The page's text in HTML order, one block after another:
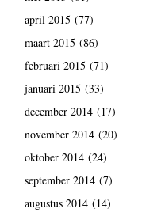
april 2015 (77)
maart 2015 (86)
februari 2015 (71)
januari 2015 (33)
december 2014(17)
november 2014(20)
oktober 2014(24)
september 2014(7)
augustus 2014(14)